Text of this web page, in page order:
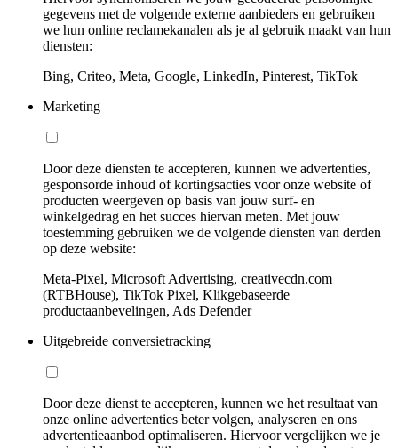
gegevens met de volgende externe aanbieders en gebruiken
we hun online reclamekanalen als je al gebruik maakt van hun
diensten:
Bing, Criteo, Meta, Google, LinkedIn, Pinterest, TikTok
Marketing
Door deze diensten te accepteren, kunnen we advertenties,
gesponsorde inhoud of kortingsacties voor onze website of
producten weergeven op basis van jouw surf- en
winkelgedrag en het succes hiervan meten. Met jouw
toestemming gebruiken we de volgende diensten van derden
op deze website:
Meta-Pixel, Microsoft Advertising, creativecdn.com
(RTBHouse), TikTok Pixel, Klikgebaseerde
productaanbevelingen, Ads Defender
Uitgebreide conversietracking
Door deze dienst te accepteren, kunnen we het resultaat van
onze online advertenties beter volgen, analyseren en ons
advertentieaanbod optimaliseren. Hiervoor vergelijken we je